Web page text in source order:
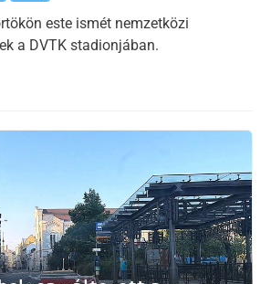
este ismét nemzetközi
a DVTK stadionjában.